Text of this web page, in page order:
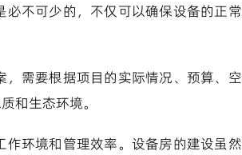
不可少的，不仅可以确保设备的正
需要根据项目的实际情况、预算、
和生态环境。
环境和管理效率。设备房的建设虽然